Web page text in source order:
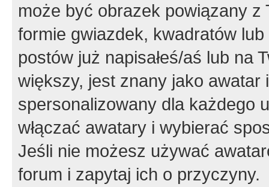
może być obrazek powiązany z
formie gwiazdek, kwadratów
postów już napisałeś/aś lub na
większy, jest znany jako
spersonalizowany dla każdego
włączać awatary i wybierać
Jeśli nie możesz używać
forum i zapytaj ich o przyczyny.